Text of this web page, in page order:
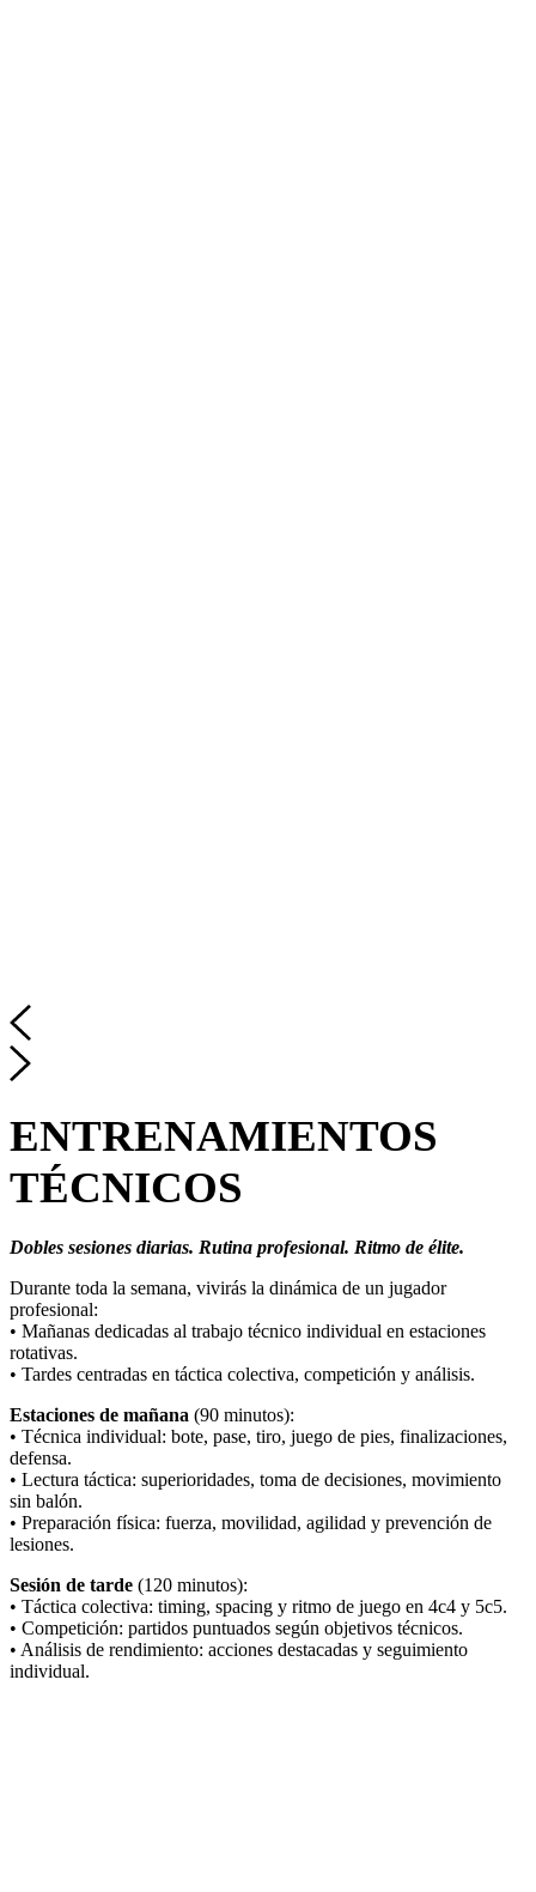
ENTRENAMIENTOS
TÉCNICOS
Dobles sesiones diarias. Rutina profesional. Ritmo de élite.
Durante toda la semana, vivirás la dinámica de un jugador
profesional:
• Mañanas dedicadas al trabajo técnico individual en estaciones
rotativas.
• Tardes centradas en táctica colectiva, competición y análisis.
Estaciones de mañana (90 minutos):
• Técnica individual: bote, pase, tiro, juego de pies, finalizaciones,
defensa.
• Lectura táctica: superioridades, toma de decisiones, movimiento
sin balón.
• Preparación física: fuerza, movilidad, agilidad y prevención de
lesiones.
Sesión de tarde (120 minutos):
• Táctica colectiva: timing, spacing y ritmo de juego en 4c4 y 5c5.
• Competición: partidos puntuados según objetivos técnicos.
• Análisis de rendimiento: acciones destacadas y seguimiento
individual.